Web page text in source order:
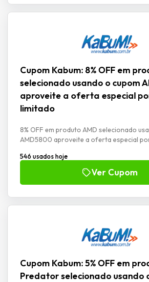
Cupom Kabum: 8% OFF em
selecionado usando o cupom
aproveite a oferta especial
limitado
8% OFF em produto AMD selecionado
AMD5800 aproveite a oferta especial
546 usados hoje
Ver Cupom
Cupom Kabum: 5% OFF em
Predator selecionado usando